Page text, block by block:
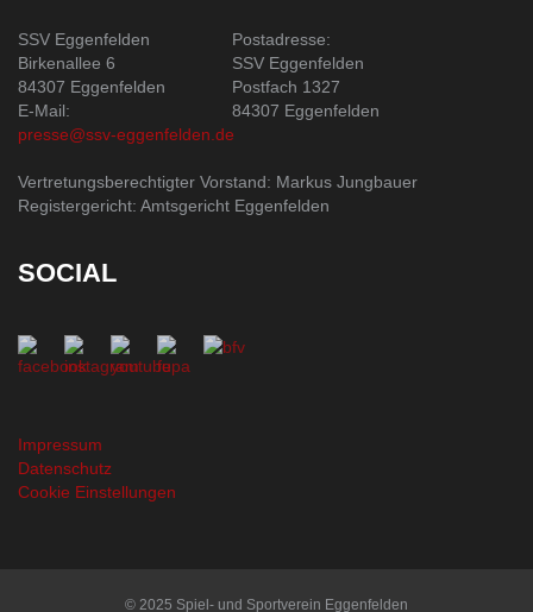
SSV Eggenfelden
Birkenallee 6
84307 Eggenfelden
E-Mail:
presse@ssv-eggenfelden.de
Postadresse:
SSV Eggenfelden
Postfach 1327
84307 Eggenfelden
Vertretungsberechtigter Vorstand: Markus Jungbauer
Registergericht: Amtsgericht Eggenfelden
SOCIAL
Impressum
Datenschutz
Cookie Einstellungen
© 2025 Spiel- und Sportverein Eggenfelden